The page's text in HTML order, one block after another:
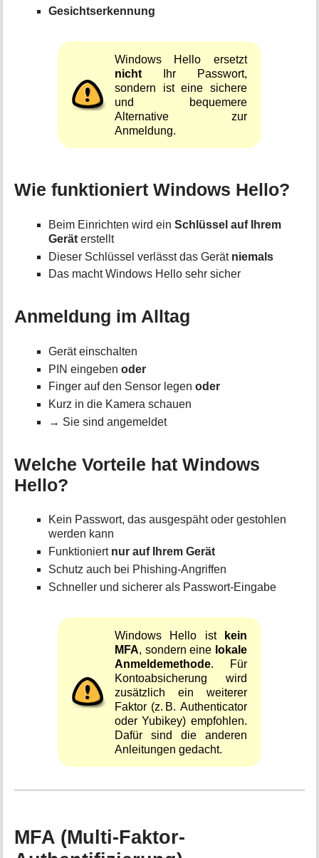
Gesichtserkennung
Windows Hello ersetzt
nicht Ihr Passwort,
sondern ist eine sichere
und bequemere
Alternative zur
Anmeldung.
Wie funktioniert Windows Hello?
Beim Einrichten wird einSchlüssel auf Ihrem
Gerät erstellt
Dieser Schlüssel verlässt das Gerät niemals
Das macht Windows Hello sehr sicher
Anmeldung im Alltag
Gerät einschalten
PIN eingebenoder
Finger auf den Sensor legenoder
Kurz in die Kamera schauen
→ Sie sind angemeldet
Welche Vorteile hat Windows
Hello?
Kein Passwort, das ausgespäht oder gestohlen
werden kann
Funktioniert nur auf Ihrem Gerät
Schutz auch bei Phishing-Angriffen
Schneller und sicherer als Passwort-Eingabe
Windows Hello ist kein
MFA, sondern eine lokale
Anmeldemethode. Für
Kontoabsicherung wird
zusätzlich ein weiterer
Faktor (z. B. Authenticator
oder Yubikey) empfohlen.
Dafür sind die anderen
Anleitungen gedacht.
MFA (Multi-Faktor-